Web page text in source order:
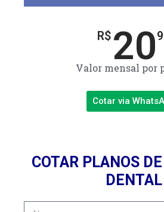
R$ 20
Valor mensal por
Cotar via
COTAR PLANOS
DENTAL